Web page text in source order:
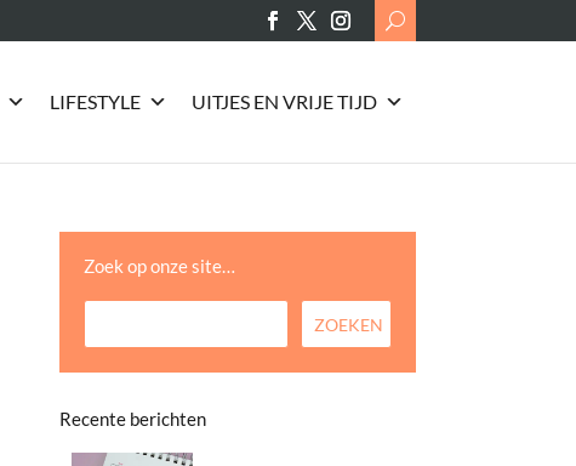
Search
for:
LIFESTYLE UITJES EN VRIJE TIJD
Zoek op onze site…
Recente berichten